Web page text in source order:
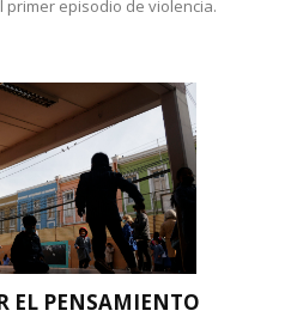
primer episodio de violencia.
EL PENSAMIENTO